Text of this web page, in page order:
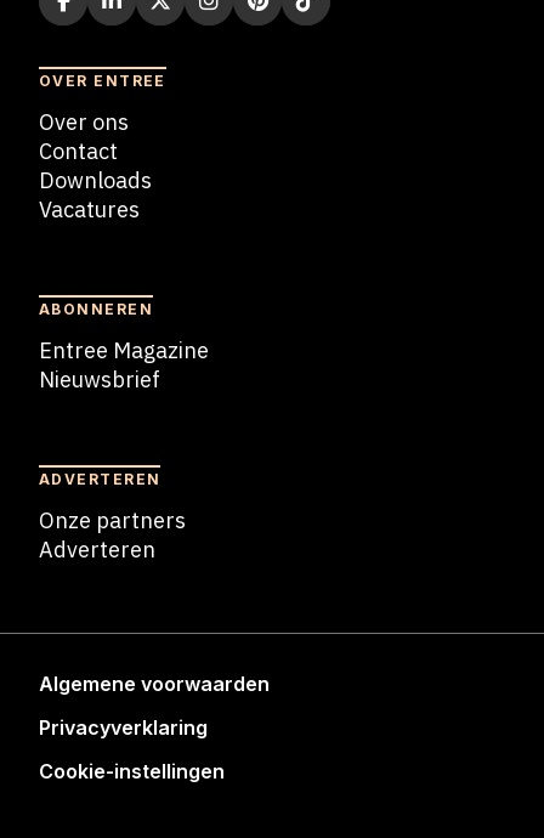
OVER ENTREE
Over ons
Contact
Downloads
Vacatures
ABONNEREN
Entree Magazine
Nieuwsbrief
ADVERTEREN
Onze partners
Adverteren
Algemene voorwaarden
Privacyverklaring
Cookie-instellingen